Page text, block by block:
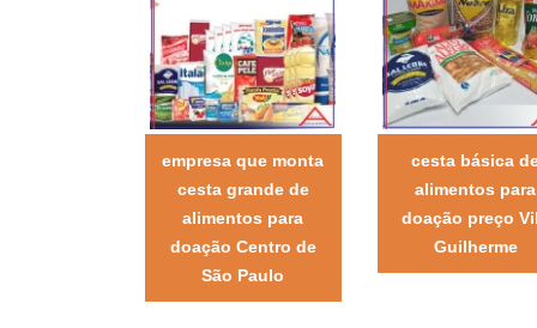
empresa que monta
cesta grande de
alimentos para
doação Centro de
São Paulo
cesta básica
alimentos para
doação preço
Guilherme